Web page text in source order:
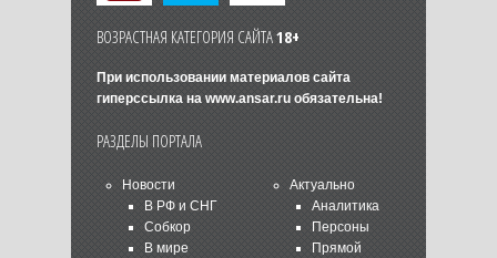
ВОЗРАСТНАЯ КАТЕГОРИЯ САЙТА18+
При использовании материалов сайта
гиперссылка на www.ansar.ruобязательна!
РАЗДЕЛЫ ПОРТАЛА
Новости
В РФ и СНГ
Собкор
В мире
Актуально
Аналитика
Персоны
Прямой